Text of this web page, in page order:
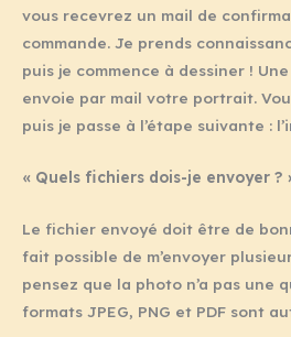
vous recevrez un mail de
commande. Je prends
puis je commence à dessiner !
envoie par mail votre portrait.
puis je passe à l’étape suivante :
« Quels fichiers dois-je envoyer ?
Le fichier envoyé doit être de
fait possible de m’envoyer
pensez que la photo n’a pas une
formats JPEG, PNG et PDF sont